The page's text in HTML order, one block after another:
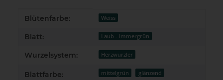
Produkteigenschaft
Wert
Blütenfarbe: Weiss
Blatt: Laub - immergrün
Wurzelsystem: Herzwurzler
Blattfarbe: mittelgrün glänzend